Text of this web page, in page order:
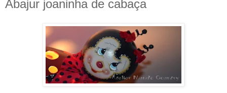
Abajur joaninha de cabaça